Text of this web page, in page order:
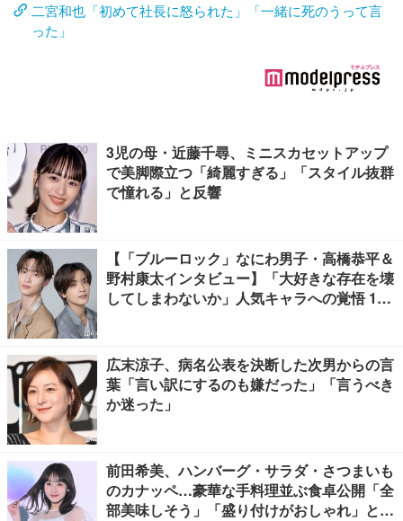
二宮和也「初めて社長に怒られた」「一緒に死のうって言
った」
3児の母・近藤千尋、ミニスカセットアップ
で美脚際立つ「綺麗すぎる」「スタイル抜群
で憧れる」と反響
【「ブルーロック」なにわ男子・高橋恭平＆
野村康太インタビュー】「大好きな存在を壊
してしまわないか」人気キャラへの覚悟 10
広末涼子、病名公表を決断した次男からの言
葉「言い訳にするのも嫌だった」「言うべき
か迷った」
前田希美、ハンバーグ・サラダ・さつまいも
のカナッペ…豪華な手料理並ぶ食卓公開「全
部美味しそう」「盛り付けがおしゃれ」と絶